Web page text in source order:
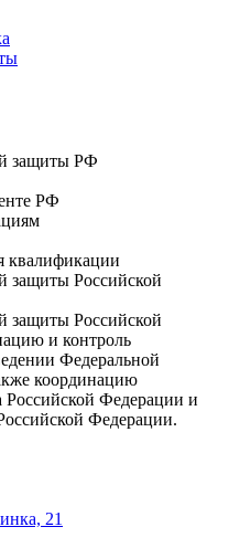
защиты РФ
РФ
квалификации
защиты Российской
защиты Российской
и контроль
Федеральной
координацию
Российской Федерации и
Федерации.
21